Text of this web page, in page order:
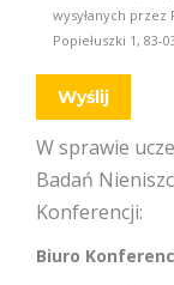
wysyłanych przez
Popiełuszki 1, 83-
W sprawie
Badań
Konferencji:
Biuro